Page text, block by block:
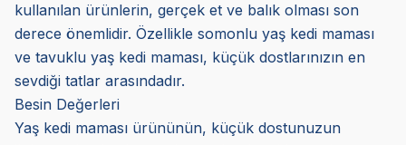
kullanılan ürünlerin, gerçek et ve balık olması son
derece önemlidir. Özellikle somonlu yaş kedi maması
ve tavuklu yaş kedi maması, küçük dostlarınızın en
sevdiği tatlar arasındadır.
Besin Değerleri
Yaş kedi maması ürününün, küçük dostunuzun